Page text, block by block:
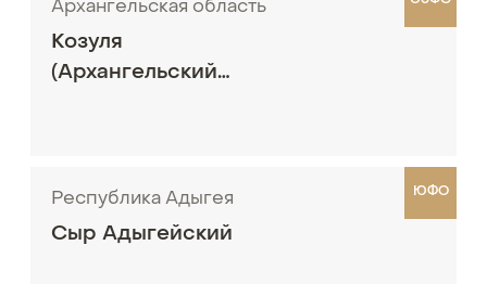
Козуля
(Архангельский
Архангельская область
Сыр Адыгейский
Республика Адыгея ЮФО